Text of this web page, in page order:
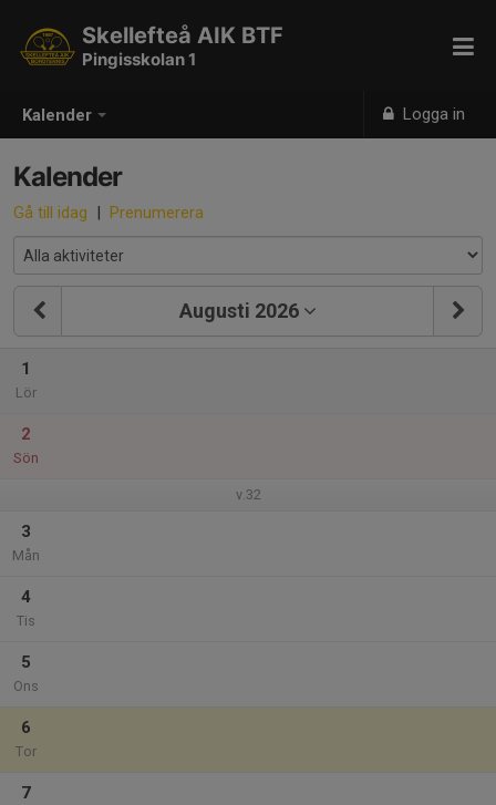
Kalender Logga in
Skellefteå AIK BTF
Pingisskolan 1
Kalender
Gå till idag | Prenumerera
Augusti 2026
1
Lör
2
Sön
v.32
3
Mån
4
Tis
5
Ons
6
Tor
7